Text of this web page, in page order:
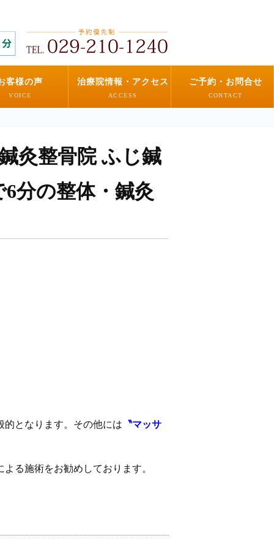
客様の声
VOICE
治療院情報・アクセス
ACCESS
ご予約・お問合せ
CONTACT
灸整骨院 ふじ鍼
分の整体・鍼灸
的となります。その他には 〝マッサ
よる施術をお勧めしております。